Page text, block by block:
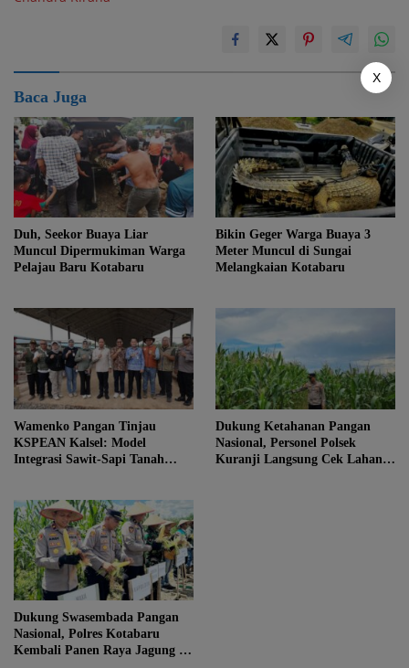
Baca Juga
Duh, Seekor Buaya Liar
Muncul Dipermukiman Warga
Pelajau Baru Kotabaru
Bikin Geger Warga Buaya 3
Meter Muncul di Sungai
Melangkaian Kotabaru
Wamenko Pangan Tinjau
KSPEAN Kalsel: Model
Integrasi Sawit-Sapi Tanah
Dukung Ketahanan Pangan
Nasional, Personel Polsek
Kuranji Langsung Cek Lahan
Dukung Swasembada Pangan
Nasional, Polres Kotabaru
Kembali Panen Raya Jagung di
X